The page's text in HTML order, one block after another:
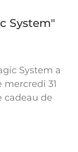
System"
System a
31
cadeau de